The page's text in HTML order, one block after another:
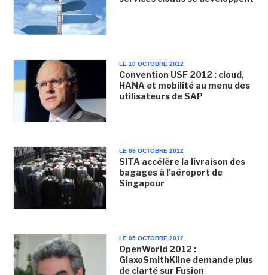
LE 10 OCTOBRE 2012
Convention USF 2012 : cloud,
HANA et mobilité au menu des
utilisateurs de SAP
LE 08 OCTOBRE 2012
SITA accélère la livraison des
bagages à l'aéroport de
Singapour
LE 05 OCTOBRE 2012
OpenWorld 2012 :
GlaxoSmithKline demande plus
de clarté sur Fusion